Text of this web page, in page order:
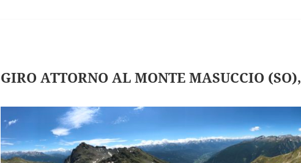
GIRO ATTORNO AL MONTE MASUCCIO (SO),